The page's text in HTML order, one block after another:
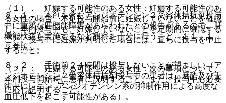
（１）． 妊娠する可能性のある女性：妊娠する可能性のあ
る女性の場合、本剤投与開始前に妊娠していないことを確認
し、本剤投与中も、妊娠していないことを定期的に確認する
こと。投与中に妊娠が判明した場合には、直ちに投与を中止
すること。
（２）． 妊娠する可能性のある女性：次の事項について、
本剤投与開始時に患者に説明すること。また、投与中も必要
に応じ説明すること。
８．１． 本剤を含むアンジオテンシン２受容体拮抗剤投与
中に重篤な肝機能障害があらわれたとの報告があるので、肝
機能検査を実施するなど観察を十分に行うこと〔１１．１．
５参照〕。
８．２． 手術前２４時間は投与しないことが望ましい（ア
ンジオテンシン２受容体拮抗剤投与中の患者は、麻酔及び手
術中にレニン−アンジオテンシン系の抑制作用による高度な
血圧低下を起こす可能性がある）。